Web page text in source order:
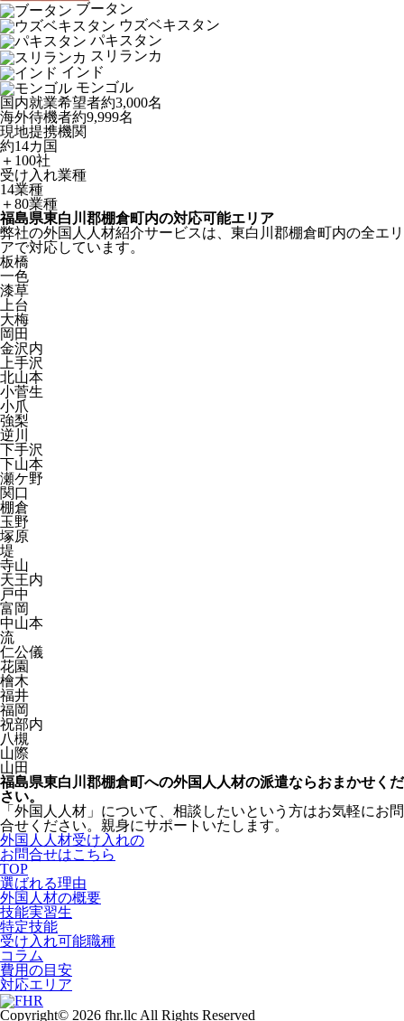
ブータン
ウズベキスタン
パキスタン
スリランカ
インド
モンゴル
国内就業希望者約3,000名
海外待機者約9,999名
現地提携機関
約14カ国
＋100社
受け入れ業種
14業種
＋80業種
福島県東白川郡棚倉町内の対応可能エリア
弊社の外国人人材紹介サービスは、東白川郡棚倉町内の全エリ
アで対応しています。
板橋
一色
漆草
上台
大梅
岡田
金沢内
上手沢
北山本
小菅生
小爪
強梨
逆川
下手沢
下山本
瀬ケ野
関口
棚倉
玉野
塚原
堤
寺山
天王内
戸中
富岡
中山本
流
仁公儀
花園
檜木
福井
福岡
祝部内
八槻
山際
山田
福島県東白川郡棚倉町への外国人人材の派遣ならおまかせくだ
さい。
「外国人人材」について、相談したいという方はお気軽にお問
合せください。親身にサポートいたします。
外国人人材受け入れの
お問合せはこちら
TOP
選ばれる理由
外国人材の概要
技能実習生
特定技能
受け入れ可能職種
コラム
費用の目安
対応エリア
Copyright© 2026 fhr.llc All Rights Reserved